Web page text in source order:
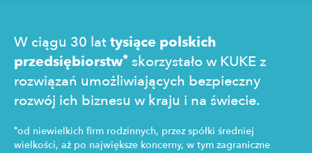
W ciągu 30 lattysiące polskich
przedsiębiorstw* skorzystało w KUKE z
rozwiązań umożliwiających bezpieczny
rozwój ich biznesu w kraju i na świecie.
*od niewielkich firm rodzinnych, przez spółki średniej
wielkości, aż po największe koncerny, w tym zagraniczne